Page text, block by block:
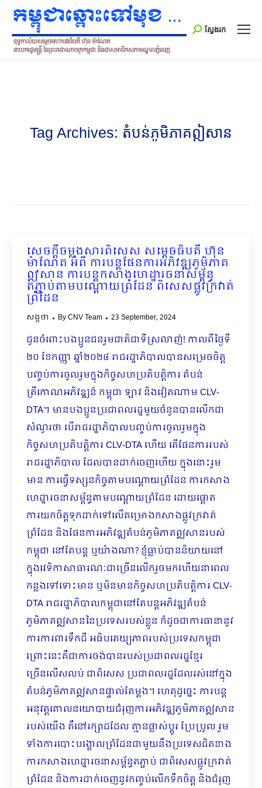
Search:
ស្វែងរក
Tag Archives: តំបន់ភូមិភាគឦសាន
សេចក្ដីចម្លងសារពិសេស សម្ដេចធិបតី ហ៊ុន
ម៉ាណែត អំពី ការបន្តផែនការអភិវឌ្ឍភូមិភាគ
ឦសាន ការបន្តកសាងហេដ្ឋារចនាសម្ព័ន្ធ
តភ្ជាប់តាមបណ្ដោយព្រំដែន ពិសេសផ្លូវក្រវាត់
ព្រំដែន
សង្កថា ByCNV Team 23 September, 2024
ជូនចំពោះបងប្អូនជនរួមជាតិជាទីស្រលាញ់! កាលពីថ្ងៃទី
២០ ខែកញ្ញា ឆ្នាំ២០២៤ រាជរដ្ឋាភិបាលបានសម្រេចចិត្ត
បញ្ចប់ការចូលរួមក្នុងកិច្ចសហប្រតិបត្តិការ តំបន់
ត្រីកោណអភិវឌ្ឍន៍ កម្ពុជា ឡាវ និងវៀតណាម CLV-
DTA។ មានបងប្អូនប្រជាពលរដ្ឋមួយចំនួនបានលើកជា
សំណូរថា បើរាជរដ្ឋាភិបាលបញ្ចប់ការចូលរួមក្នុង
កិច្ចសហប្រតិបត្តិការ CLV-DTA ហើយ តើផែនការរបស់
រាជរដ្ឋាភិបាល ដែលបានដាក់ចេញហើយ ក្នុងនោះរួម
មាន ការធ្វើទស្សនកិច្ចតាមបណ្ដោយព្រំដែន ការកសាង
ហេដ្ឋារចនាសម្ព័ន្ធតាមបណ្ដោយព្រំដែន ដោយផ្ដោត
ការយកចិត្តទុកដាក់ទៅលើគម្រោងកសាងផ្លូវក្រវាត់
ព្រំដែន និងផែនការអភិវឌ្ឍតំបន់ភូមិភាគឦសានរបស់
កម្ពុជា នៅតែបន្ត ឬយ៉ាងណា? ខ្ញុំធ្លាប់បាននិយាយនៅ
ក្នុងវេទិកាសាធារណៈជាច្រើនលើករួចមកហើយនាពេល
កន្លងទៅទោះមាន ឬមិនមានកិច្ចសហប្រតិបត្តិការ CLV-
DTA រាជរដ្ឋាភិបាលកម្ពុជានៅតែបន្តអភិវឌ្ឍតំបន់
ភូមិភាគឦសាននៃប្រទេសរបស់ខ្លួន ក៏ដូចជាការធានានូវ
ការការពារទឹកដី អធិបតេយ្យភាពរបស់ប្រទេសកម្ពុជា
ព្រោះនេះគឺជាការចង់បានរបស់ប្រជាពលរដ្ឋខ្មែរ
ច្រើនលើសលប់ ជាពិសេស ប្រជាពលរដ្ឋដែលរស់នៅក្នុង
តំបន់ភូមិភាគឦសានផ្ទាល់តែម្ដង។ ហេតុដូច្នេះ ការបន្ត
អនុវត្តគោលនយោបាយជំរុញការអភិវឌ្ឍភូមិភាគឦសាន
របស់យើង គឺនៅរក្សាដដែល គ្មានផ្លាស់ប្ដូរ ប្រែប្រូល រួម
ទាំងការបោះបង្គោលព្រំដែនជាមួយនឹងប្រទេសជិតខាង
ការកសាងហេដ្ឋារចនាសម្ព័ន្ធតភ្ជាប់ ជាពិសេសផ្លូវក្រវាត់
ព្រំដែន និងការដាក់ចេញនូវកញ្ចប់លើកទឹកចិត្ត និងជំរុញ